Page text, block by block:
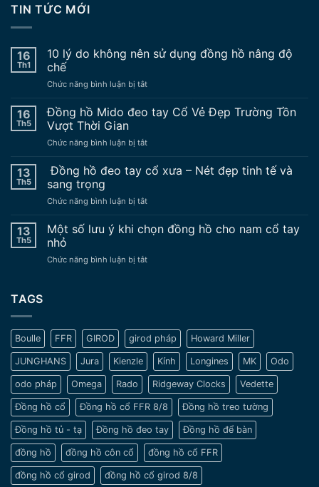
TIN TỨC MỚI
16
Th1
10 lý do không nên sử dụng đồng hồ nâng độ
chế
Chức năng bình luận bị tắtở
lý
do
nên
dụng
nâng
chế
16
Th5
Đồng hồ Mido đeo tay Cổ Vẻ Đẹp Trường Tồn
Vượt Thời Gian
Chức năng bình luận bị tắtở
hồ
Mido
tay
Vẻ
Đẹp
Tồn
13
Th5
Đồng hồ đeo tay cổ xưa – Nét đẹp tinh tế và
sang trọng
Chức năng bình luận bị tắtở
đeo
cổ
tế
và
sang
trọng
13
Th5
Một số lưu ý khi chọn đồng hồ cho nam cổ tay
nhỏ
Chức năng bình luận bị tắtở
chọn
đồng
hồ
cho
nam
cổ
tay
nhỏ
TAGS
Boulle FFR GIROD girod pháp Howard Miller
JUNGHANS Jura Kienzle Kính Longines MK Odo
odo pháp Omega Rado Ridgeway Clocks Vedette
Đồng hồ cổ Đồng hồ cổ FFR 8/8 Đồng hồ treo tường
Đồng hồ tủ - tạ Đồng hồ đeo tay Đồng hồ để bàn
đồng hồ đồng hồ côn cổ đồng hồ cổ FFR
đồng hồ cổ girod đồng hồ cổ girod 8/8